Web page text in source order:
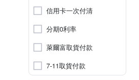
信用卡一次付清
分期0利率
萊爾富取貨付款
7-11取貨付款